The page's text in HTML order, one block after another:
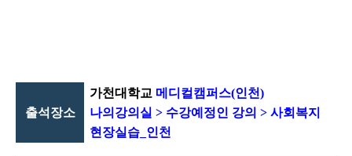
출석장소
가천대학교 메디컬캠퍼스(인천)
나의강의실 > 수강예정인 강의 > 사회복지
현장실습_ 인천